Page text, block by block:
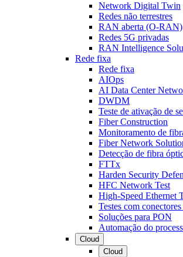
Network Digital Twin
Redes não terrestres
RAN aberta (O-RAN)
Redes 5G privadas
RAN Intelligence
Rede fixa
Rede fixa
AIOps
AI Data Center
DWDM
Teste de ativação de
Fiber Construction
Monitoramento de
Fiber Network
Detecção de fibra
FTTx
Harden Security
HFC Network Test
High-Speed Ethernet
Testes com
Soluções para PON
Automação do
Cloud
Cloud